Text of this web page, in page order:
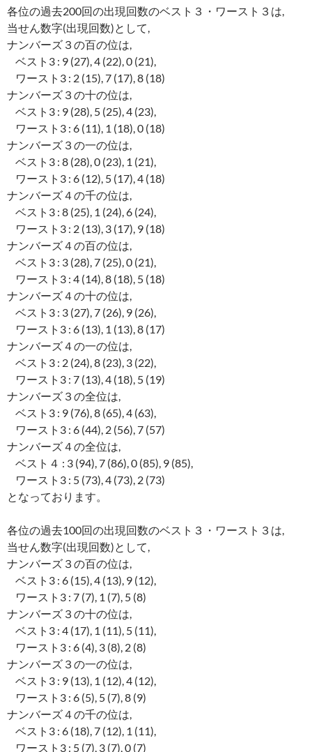
各位の過去200回の出現回数のベスト３・ワースト３は,
当せん数字(出現回数)として,
ナンバーズ３の百の位は,
ベスト3 : 9 (27), 4 (22), 0 (21),
ワースト3 : 2 (15), 7 (17), 8 (18)
ナンバーズ３の十の位は,
ベスト3 : 9 (28), 5 (25), 4 (23),
ワースト3 : 6 (11), 1 (18), 0 (18)
ナンバーズ３の一の位は,
ベスト3 : 8 (28), 0 (23), 1 (21),
ワースト3 : 6 (12), 5 (17), 4 (18)
ナンバーズ４の千の位は,
ベスト3 : 8 (25), 1 (24), 6 (24),
ワースト3 : 2 (13), 3 (17), 9 (18)
ナンバーズ４の百の位は,
ベスト3 : 3 (28), 7 (25), 0 (21),
ワースト3 : 4 (14), 8 (18), 5 (18)
ナンバーズ４の十の位は,
ベスト3 : 3 (27), 7 (26), 9 (26),
ワースト3 : 6 (13), 1 (13), 8 (17)
ナンバーズ４の一の位は,
ベスト3 : 2 (24), 8 (23), 3 (22),
ワースト3 : 7 (13), 4 (18), 5 (19)
ナンバーズ３の全位は,
ベスト3 : 9 (76), 8 (65), 4 (63),
ワースト3 : 6 (44), 2 (56), 7 (57)
ナンバーズ４の全位は,
ベスト４ : 3 (94), 7 (86), 0 (85), 9 (85),
ワースト3 : 5 (73), 4 (73), 2 (73)
となっております。
各位の過去100回の出現回数のベスト３・ワースト３は,
当せん数字(出現回数)として,
ナンバーズ３の百の位は,
ベスト3 : 6 (15), 4 (13), 9 (12),
ワースト3 : 7 (7), 1 (7), 5 (8)
ナンバーズ３の十の位は,
ベスト3 : 4 (17), 1 (11), 5 (11),
ワースト3 : 6 (4), 3 (8), 2 (8)
ナンバーズ３の一の位は,
ベスト3 : 9 (13), 1 (12), 4 (12),
ワースト3 : 6 (5), 5 (7), 8 (9)
ナンバーズ４の千の位は,
ベスト3 : 6 (18), 7 (12), 1 (11),
ワースト3 : 5 (7), 3 (7), 0 (7)